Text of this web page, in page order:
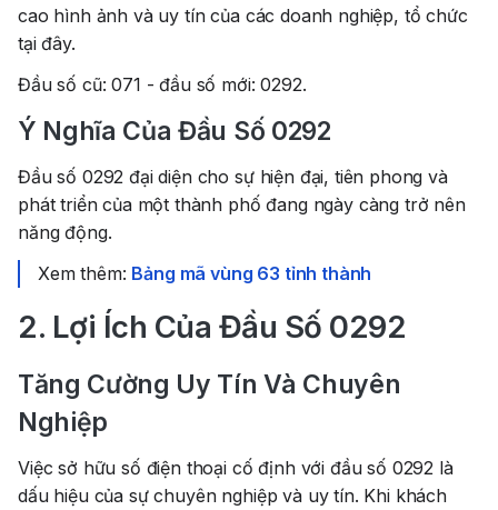
cao hình ảnh và uy tín của các doanh nghiệp, tổ chức
tại đây.
Đầu số cũ: 071 - đầu số mới: 0292.
Ý Nghĩa Của Đầu Số 0292
Đầu số 0292 đại diện cho sự hiện đại, tiên phong và
phát triển của một thành phố đang ngày càng trở nên
năng động.
Xem thêm: Bảng mã vùng 63 tỉnh thành
2. Lợi Ích Của Đầu Số 0292
Tăng Cường Uy Tín Và Chuyên
Nghiệp
Việc sở hữu số điện thoại cố định với đầu số 0292 là
dấu hiệu của sự chuyên nghiệp và uy tín. Khi khách